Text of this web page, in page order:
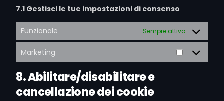
7.1 Gestisci le tue impostazioni di consenso
Funzionale Sempre attivo
Marketing
8. Abilitare/disabilitare e
cancellazione dei cookie